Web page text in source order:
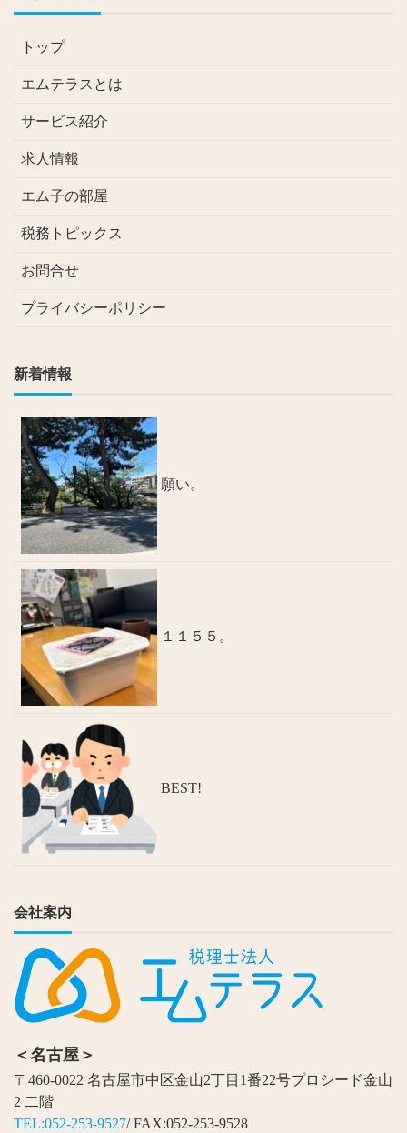
トップ
エムテラスとは
サービス紹介
求人情報
エム子の部屋
税務トピックス
お問合せ
プライバシーポリシー
新着情報
願い。
１１５５。
BEST!
会社案内
＜名古屋＞
〒460-0022 名古屋市中区金山2丁目1番22号プロシード金山
2 二階
TEL:052-253-9527/ FAX:052-253-9528